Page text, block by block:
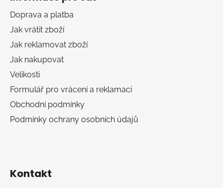
Doprava a platba
Jak vrátit zboží
Jak reklamovat zboží
Jak nakupovat
Velikosti
Formulář pro vrácení a reklamaci
Obchodní podmínky
Podmínky ochrany osobních údajů
Kontakt